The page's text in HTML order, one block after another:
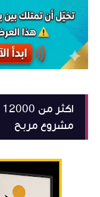
مشروع مربح